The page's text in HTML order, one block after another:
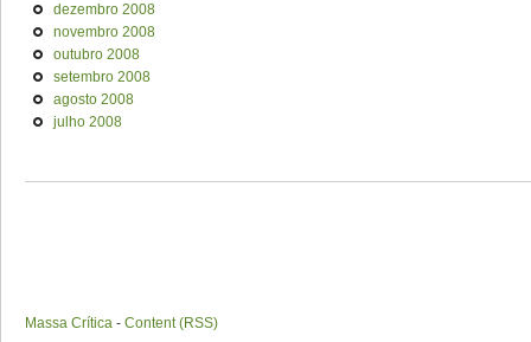
dezembro 2008
novembro 2008
outubro 2008
setembro 2008
agosto 2008
julho 2008
Massa Crítica - Content (RSS)